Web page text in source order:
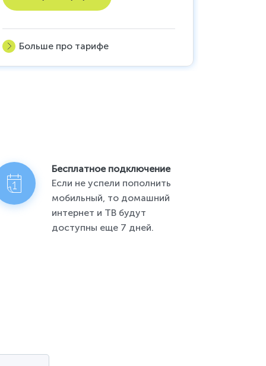
Больше про тарифе
Бесплатное подключение
Если не успели пополнить
мобильный, то домашний
интернет и ТВ будут
доступны еще 7 дней.